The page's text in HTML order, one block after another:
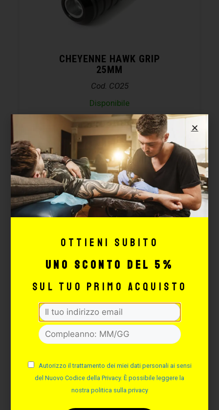
CHEYENNE HAWK GRIP
25MM
Cod. CO25
Disponibile
169,58€
CONFIGURA
CHEYENNE SOL GRIP 33MM
Disponibilità immediata
169,58€
Ottieni subito
uno sconto del 5%
sul tuo primo acquisto
Autorizzo il trattamento dei miei dati personali ai sensi
del Nuovo Codice della Privacy. È possibile leggere la
nostra politica sulla privacy